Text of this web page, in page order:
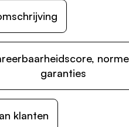
garanties
klanten